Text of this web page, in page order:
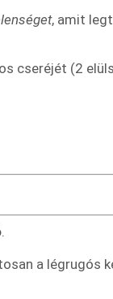
, amit
cseréjét (2
.
a légrugós